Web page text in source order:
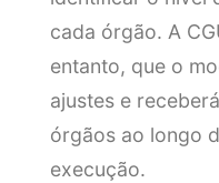
cada órgão. A
entanto, que o
ajustes e
órgãos ao longo
execução.